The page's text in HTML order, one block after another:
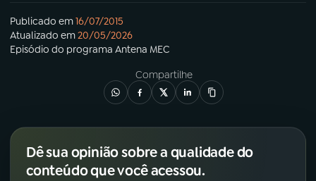
Publicado em16/07/2015
Atualizado em20/05/2026
Episódio do programa Antena MEC
Compartilhe
Dê sua opinião sobre a qualidade do
conteúdo que você acessou.